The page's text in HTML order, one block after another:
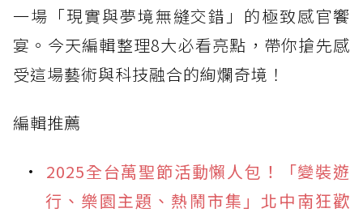
一場「現實與夢境無縫交錯」的極致感官饗
宴。今天編輯整理8大必看亮點，帶你搶先感
受這場藝術與科技融合的絢爛奇境！
編輯推薦
2025全台萬聖節活動懶人包！「變裝遊
行、樂園主題、熱鬧市集」北中南狂歡